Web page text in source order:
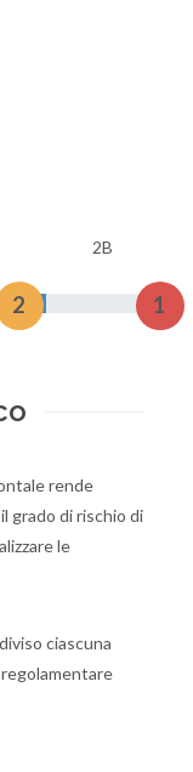
2B
2 1
rende
grado di rischio di
le
ciascuna